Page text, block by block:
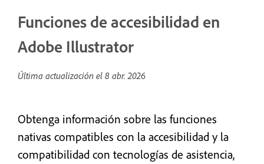
Funciones de accesibilidad en
Adobe Illustrator
Última actualización el 8 abr. 2026
Obtenga información sobre las funciones
nativas compatibles con la accesibilidad y la
compatibilidad con tecnologías de asistencia,